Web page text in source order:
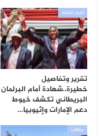
أخبار عاجلة
تقرير وتفاصيل
خطيرة..شهادة أمام البرلمان
البريطاني تكشف خيوط
دعم الإمارات وإثيوبيا…
مقالات